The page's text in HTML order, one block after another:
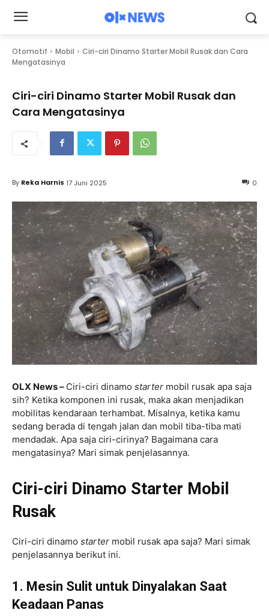
Otomotif Mobil
Ciri-ciri Dinamo Starter Mobil Rusak dan Cara
Mengatasinya
Ciri-ciri Dinamo Starter Mobil Rusak dan
Cara Mengatasinya
0
By Reka Harnis 17 Juni 2025
OLX News – Ciri-ciri dinamo starter mobil rusak apa saja
sih? Ketika komponen ini rusak, maka akan menjadikan
mobilitas kendaraan terhambat. Misalnya, ketika kamu
sedang berada di tengah jalan dan mobil tiba-tiba mati
mendadak. Apa saja ciri-cirinya? Bagaimana cara
mengatasinya? Mari simak penjelasannya.
Ciri-ciri Dinamo Starter Mobil
Rusak
Ciri-ciri dinamo starter mobil rusak apa saja? Mari simak
penjelasannya berikut ini.
1. Mesin Sulit untuk Dinyalakan Saat
Keadaan Panas